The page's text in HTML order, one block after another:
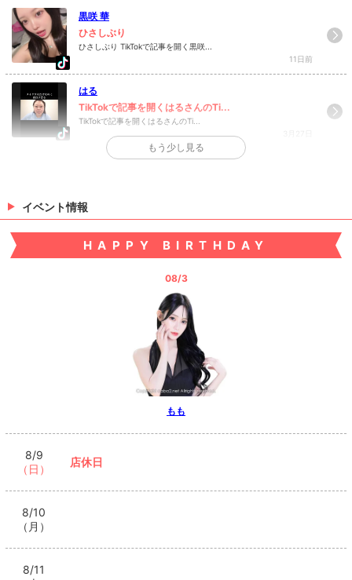
（06/19 17:00）
黒咲 華
ひさしぶり
ひさしぶり TikTokで記事を開く黒咲...
11日前
はる
TikTokで記事を開くはるさんのTi...
TikTokで記事を開くはるさんのTi...
もう少し見る
イベント情報
HAPPY BIRTHDAY
08/3
もも
8/9
（日）
店休日
8/10
（月）
8/11